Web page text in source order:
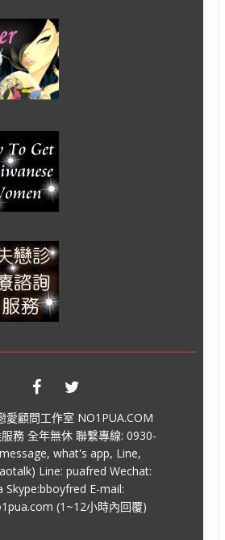
愛顧問工作室 NO1PUA.COM
務 全年無休 聯繫專線: 0930-
what's app, Line,
Line: puafred Wechat:
Skype:bboyfred E-mail:
(1~12小時內回覆)